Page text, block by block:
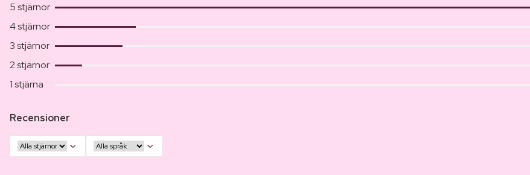
5 stjärnor
4 stjärnor
3 stjärnor
2 stjärnor
1 stjärna
Recensioner